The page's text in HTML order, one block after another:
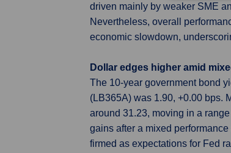
driven mainly by weaker SME
Nevertheless, overall
economic slowdown,
Dollar edges higher amid
The 10-year government bond
(LB365A) was 1.90, +0.00 bps.
around 31.23, moving in a
gains after a mixed
firmed as expectations for Fed